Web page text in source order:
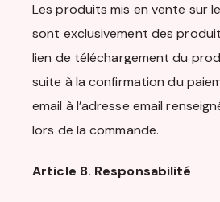
Les produits mis en vente sur
sont exclusivement des
lien de téléchargement du
suite à la confirmation du
email à l’adresse email
lors de la commande.
Article 8. Responsabilité